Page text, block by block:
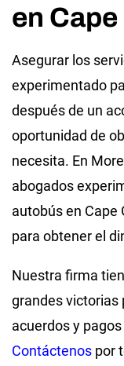
en
Asegurar los
experimentado
después de un
oportunidad de
necesita. En
abogados
autobús en Cape
para obtener el
Nuestra firma
grandes victorias
acuerdos y
Contáctenos por